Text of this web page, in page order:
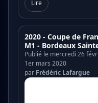
Lire
2020 - Coupe de
M1 - Bordeaux
Publié le mercredi 26
1er mars 2020
par Frédéric Lafargue